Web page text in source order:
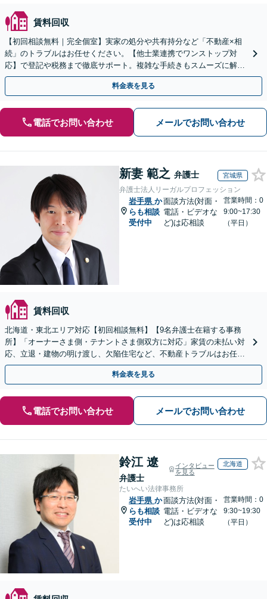
賃料回収
【初回相談無料｜完全個室】実家の処分や共有持分など「不動産×相
続」のトラブルはお任せください。【他士業連携でワンストップ対
応】で登記や税務まで徹底サポート。複雑な手続きもスムーズに解決
へ導きます。【WEB面談可】【出張相談も対応】
料金表を見る
電話でお問い合わせ メールでお問い合わせ
新妻 範之 弁護士 宮城県
弁護士法人リーガルプロフェッション
岩手県 か
らも相談
受付中
面談方法(対面・
電話・ビデオな
ど)は応相談
営業時間：0
9:00~17:30
（平日）
賃料回収
北海道・東北エリア対応【初回相談無料】【9名弁護士在籍する事務
所】「オーナーさま側・テナントさま側双方に対応」家賃の未払い対
応、立退・建物の明け渡し、欠陥住宅など、不動産トラブルはお任せ
ください「早期相談で損失を最小限に」
料金表を見る
電話でお問い合わせ メールでお問い合わせ
鈴江 遼
弁護士
インタビュー
を見る
北海道
たいへい法律事務所
岩手県 か
らも相談
受付中
面談方法(対面・
電話・ビデオな
ど)は応相談
営業時間：0
9:30~19:30
（平日）